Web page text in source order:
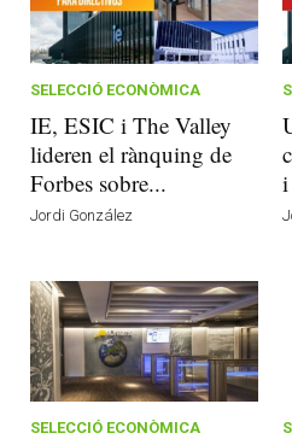
SELECCIÓ ECONÒMICA
IE, ESIC i The Valley
lideren el rànquing de
Forbes sobre...
Jordi González
i
SELECCIÓ ECONÒMICA